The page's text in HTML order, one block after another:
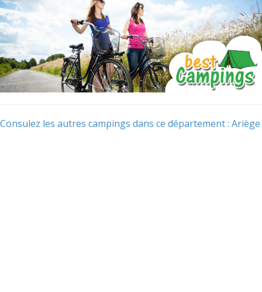
Consulez les autres campings dans ce département : Ariège